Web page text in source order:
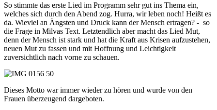
So stimmte das erste Lied im Programm sehr gut ins Thema ein,
welches sich durch den Abend zog. Hurra, wir leben noch! Heißt es
da. Wieviel an Ängsten und Druck kann der Mensch ertragen? - so
die Frage in Milvas Text. Letztendlich aber macht das Lied Mut,
denn der Mensch ist stark und hat die Kraft aus Krisen aufzustehen,
neuen Mut zu fassen und mit Hoffnung und Leichtigkeit
zuversichtlich nach vorne zu schauen.
Dieses Motto war immer wieder zu hören und wurde von den
Frauen überzeugend dargeboten.